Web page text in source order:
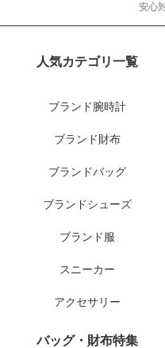
安心
人気カテゴリ一覧
ブランド腕時計
ブランド財布
ブランドバッグ
ブランドシューズ
ブランド服
スニーカー
アクセサリー
バッグ・財布特集